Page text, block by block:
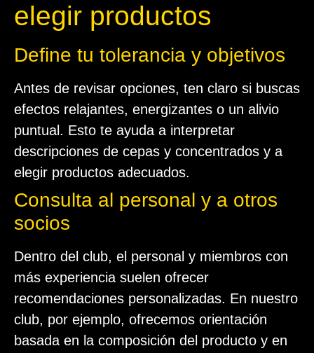
elegir productos
Define tu tolerancia y objetivos
Antes de revisar opciones, ten claro si buscas
efectos relajantes, energizantes o un alivio
puntual. Esto te ayuda a interpretar
descripciones de cepas y concentrados y a
elegir productos adecuados.
Consulta al personal y a otros
socios
Dentro del club, el personal y miembros con
más experiencia suelen ofrecer
recomendaciones personalizadas. En nuestro
club, por ejemplo, ofrecemos orientación
basada en la composición del producto y en